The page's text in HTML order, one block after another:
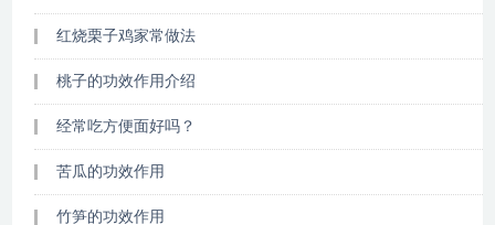
红烧栗子鸡家常做法
桃子的功效作用介绍
经常吃方便面好吗？
苦瓜的功效作用
竹笋的功效作用